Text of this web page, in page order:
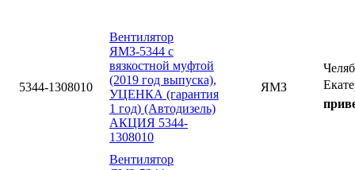
5344-1308010
Вентилятор
ЯМЗ-5344 с
вязкостной муфтой
(2019 год выпуска),
УЦЕНКА (гарантия
1 год) (Автодизель)
АКЦИЯ 5344-
1308010
ЯМЗ
Вентилятор